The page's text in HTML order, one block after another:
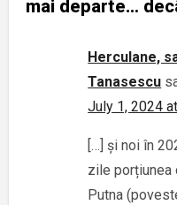
mai departe…
Herculane,
Tanasescu
July 1, 2024
[…] și noi în
zile porțiunea
Putna